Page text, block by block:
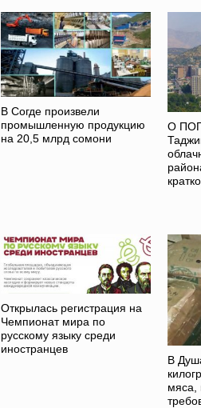
В Согде произвели
промышленную продукцию
на 20,5 млрд сомони
О
Открылась регистрация на
Чемпионат мира по
русскому языку среди
иностранцев
В
мяса,